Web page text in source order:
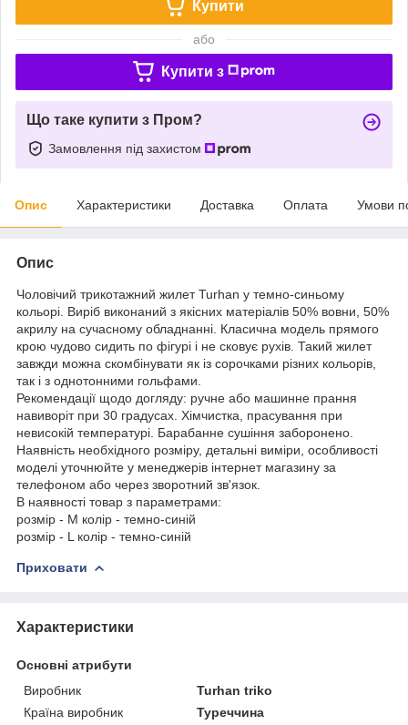
Купити
або
Купити з
Що таке купити з Пром?
Замовлення під захистом
Опис Характеристики Доставка Оплата Умови
Опис
Чоловічий трикотажний жилет Turhan у темно-синьому
кольорі. Виріб виконаний з якісних матеріалів 50% вовни, 50%
акрилу на сучасному обладнанні. Класична модель прямого
крою чудово сидить по фігурі і не сковує рухів. Такий жилет
завжди можна скомбінувати як із сорочками різних кольорів,
так і з однотонними гольфами.
Рекомендації щодо догляду: ручне або машинне прання
навиворіт при 30 градусах. Хімчистка, прасування при
невисокій температурі. Барабанне сушіння заборонено.
Наявність необхідного розміру, детальні виміри, особливості
моделі уточнюйте у менеджерів інтернет магазину за
телефоном або через зворотний зв'язок.
В наявності товар з параметрами:
розмір - M колір - темно-синій
розмір - L колір - темно-синій
Приховати
Характеристики
Основні атрибути
Виробник
Turhan triko
Країна виробник
Туреччина